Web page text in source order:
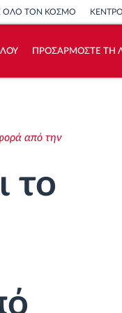
ΟΛΟ ΤΟΝ ΚΟΣΜΟ
ΠΡΟΣΑΡΜΟΣΤΕ ΤΗ
από την
το